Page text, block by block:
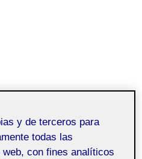
y de terceros para
todas las
con fines analíticos